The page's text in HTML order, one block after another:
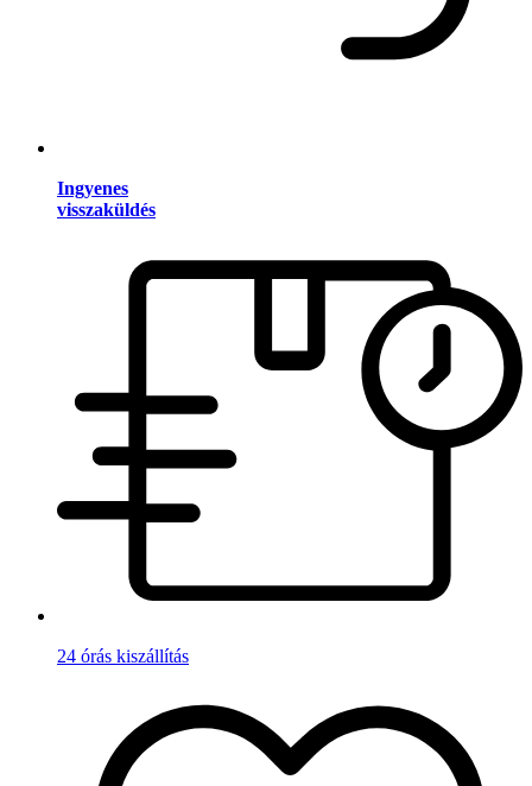
Ingyenes
visszaküldés
24 órás kiszállítás